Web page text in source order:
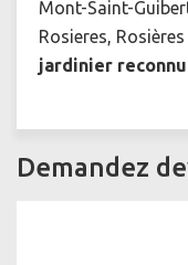
Mont-Saint-
Rosieres,
jardinier reconnu
Demandez